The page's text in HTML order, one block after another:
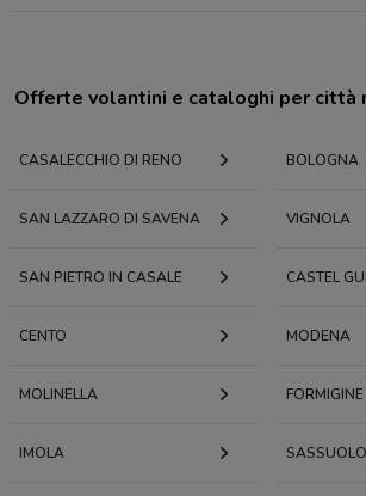
Offerte volantini e cataloghi per città
CASALECCHIO DI RENO BOLOGNA
SAN LAZZARO DI SAVENA VIGNOLA
SAN PIETRO IN CASALE CASTEL
CENTO MODENA
MOLINELLA FORMIGINE
IMOLA SASSUOLO